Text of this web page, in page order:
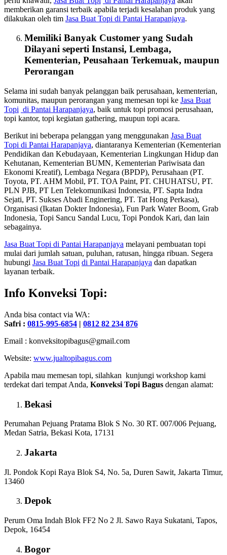
memberikan garansi terbaik apabila terjadi kesalahan produk yang
dilakukan oleh tim Jasa Buat Topi di Pantai Harapanjaya.
Memiliki Banyak Customer yang Sudah
Dilayani seperti Instansi, Lembaga,
Kementerian, Peusahaan Terkemuak, maupun
Perorangan
Selama ini sudah banyak pelanggan baik perusahaan, kementerian,
komunitas, maupun perorangan yang memesan topi ke Jasa Buat
Topi di Pantai Harapanjaya, baik untuk topi promosi perusahaan,
topi kantor, topi kegiatan gathering, maupun topi acara.
Berikut ini beberapa pelanggan yang menggunakan Jasa Buat
Topi di Pantai Harapanjaya, diantaranya Kementerian (Kementerian
Pendidikan dan Kebudayaan, Kementerian Lingkungan Hidup dan
Kehutanan, Kementerian BUMN, Kementerian Pariwisata dan
Ekonomi Kreatif), Lembaga Negara (BPDP), Perusahaan (PT.
Toyota, PT. AHM Mobil, PT. TOA Paint, PT. CHUHATSU, PT.
PLN PJB, PT Len Telekomunikasi Indonesia, PT. Sapta Indra
Sejati, PT. Sukses Abadi Enginering, PT. Tat Hong Perkasa),
Organisasi (Ikatan Dokter Indonesia), Fun Park Water Boom, Grab
Indonesia, Topi Sancu Sandal Lucu, Topi Pondok Kari, dan lain
sebagainya.
Jasa Buat Topi di Pantai Harapanjaya melayani pembuatan topi
mulai dari jumlah satuan, puluhan, ratusan, hingga ribuan. Segera
hubungi Jasa Buat Topi di Pantai Harapanjaya dan dapatkan
layanan terbaik.
Info Konveksi Topi:
Anda bisa contact via WA:
Safri : 0815-995-6854 | 0812 82 234 876
Email : konveksitopibagus@gmail.com
Website: www.jualtopibagus.com
Apabila mau memesan topi, silahkan kunjungi workshop kami
terdekat dari tempat Anda, Konveksi Topi Bagus dengan alamat:
Bekasi
Perumahan Pejuang Pratama Blok S No. 30 RT. 007/006 Pejuang,
Medan Satria, Bekasi Kota, 17131
Jakarta
Jl. Pondok Kopi Raya Blok S4, No. 5a, Duren Sawit, Jakarta Timur,
13460
Depok
Perum Oma Indah Blok FF2 No 2 Jl. Sawo Raya Sukatani, Tapos,
Depok, 16454
Bogor